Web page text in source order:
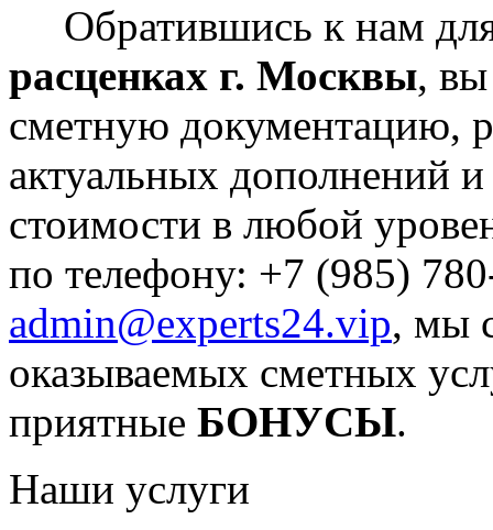
Обратившись к нам
расценках г. Москвы, вы
сметную документацию,
актуальных дополнений
стоимости в любой
по телефону: +7 (985)
admin@experts24.vip, мы
оказываемых сметных
приятные БОНУСЫ.
Наши услуги